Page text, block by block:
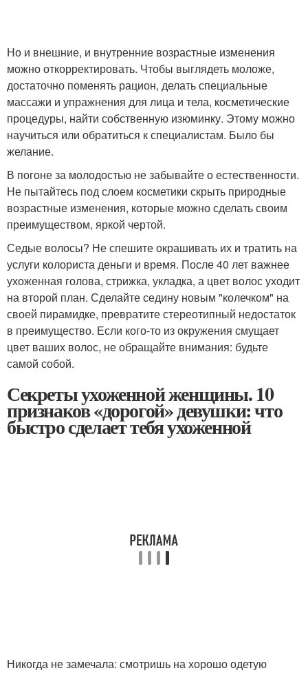
Но и внешние, и внутренние возрастные изменения
можно откорректировать. Чтобы выглядеть моложе,
достаточно поменять рацион, делать специальные
массажи и упражнения для лица и тела, косметические
процедуры, найти собственную изюминку. Этому можно
научиться или обратиться к специалистам. Было бы
желание.
В погоне за молодостью не забывайте о естественности.
Не пытайтесь под слоем косметики скрыть природные
возрастные изменения, которые можно сделать своим
преимуществом, яркой чертой.
Седые волосы? Не спешите окрашивать их и тратить на
услуги колориста деньги и время. После 40 лет важнее
ухоженная голова, стрижка, укладка, а цвет волос уходит
на второй план. Сделайте седину новым "колечком" на
своей пирамидке, превратите стереотипный недостаток
в преимущество. Если кого-то из окружения смущает
цвет ваших волос, не обращайте внимания: будьте
самой собой.
Секреты ухоженной женщины. 10
признаков «дорогой» девушки: что
быстро сделает тебя ухоженной
Никогда не замечала: смотришь на хорошо одетую